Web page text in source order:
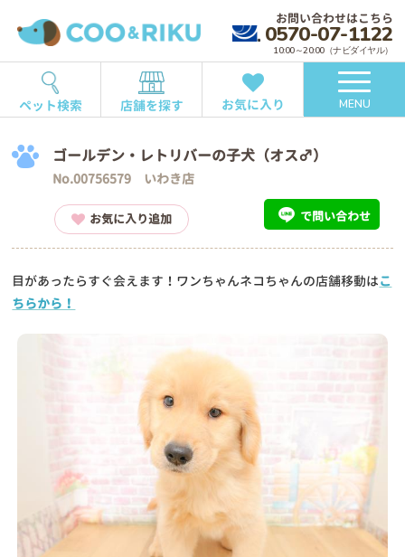
お問い合わせはこちら
0570-07-1122
10:00～20:00（ナビダイヤル）
ペット検索 店舗を探す お気に入り MENU
ゴールデン・レトリバーの子犬（オス♂）
No.00756579 いわき店
お気に入り追加 で問い合わせ
目があったらすぐ会えます！ワンちゃんネコちゃんの店舗移動はこ
ちらから！